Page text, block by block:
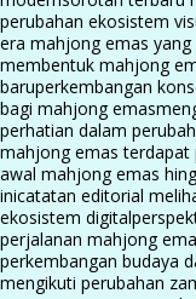
perubahan ekosistem
era mahjong emas
membentuk mahjong
baruperkembangan
bagi mahjong emas
perhatian dalam
mahjong emas terdapat
awal mahjong emas
inicatatan editorial
ekosistem digital
perjalanan mahjong
perkembangan budaya
mengikuti perubahan